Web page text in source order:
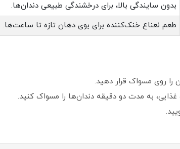
بدون سایندگی بالا، برای درخشندگی طبیعی دندان‌ها.
طعم نعناع خنک‌کننده برای بوی دهان تازه تا ساعت‌ها.
را روی مسواک قرار دهید.
غذایی، به مدت دو دقیقه دندان‌ها را مسواک کنید.